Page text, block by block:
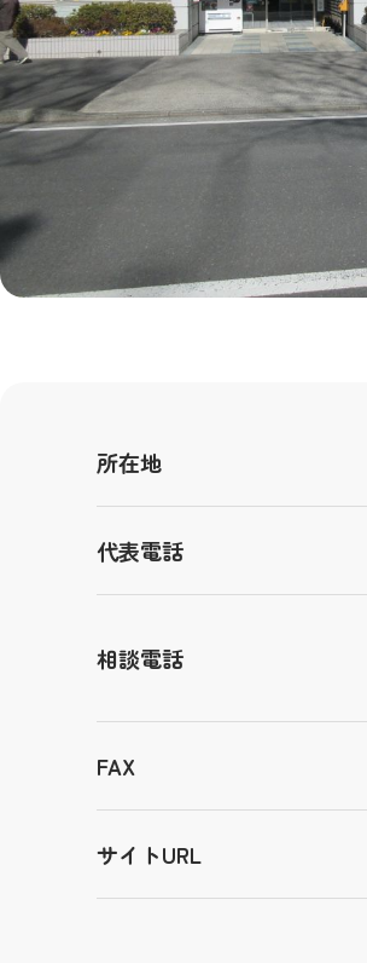
所在地
代表電話
相談電話
FAX
サイトURL